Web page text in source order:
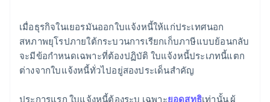
เมื่อธุรกิจในเยอรมันออกใบแจ้งหนี้ให้แก่ประเทศนอก
สหภาพยุโรปภายใต้กระบวนการเรียกเก็บภาษีแบบย้อนกลับ
จะมีข้อกำหนดเฉพาะที่ต้องปฏิบัติ ใบแจ้งหนี้ประเภทนี้แตก
ต่างจากใบแจ้งหนี้ทั่วไปอยู่สองประเด็นสำคัญ
ประการแรก ใบแจ้งหนี้ต้องระบุ เฉพาะยอดสุทธิเท่านั้น ผู้